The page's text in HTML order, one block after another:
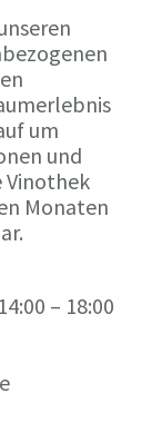
um
und
Vinothek
Monaten
– 18:00